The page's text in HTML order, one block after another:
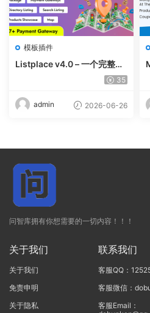
模板插件
Listplace v4.0 – 一个完整的
35
admin 2026-06-26
问智库拥有你想需要的一切内容！！！
关于我们
关于我们
免责申明
关于隐私
联系我们
客服QQ：
客服微信：
客服Email：